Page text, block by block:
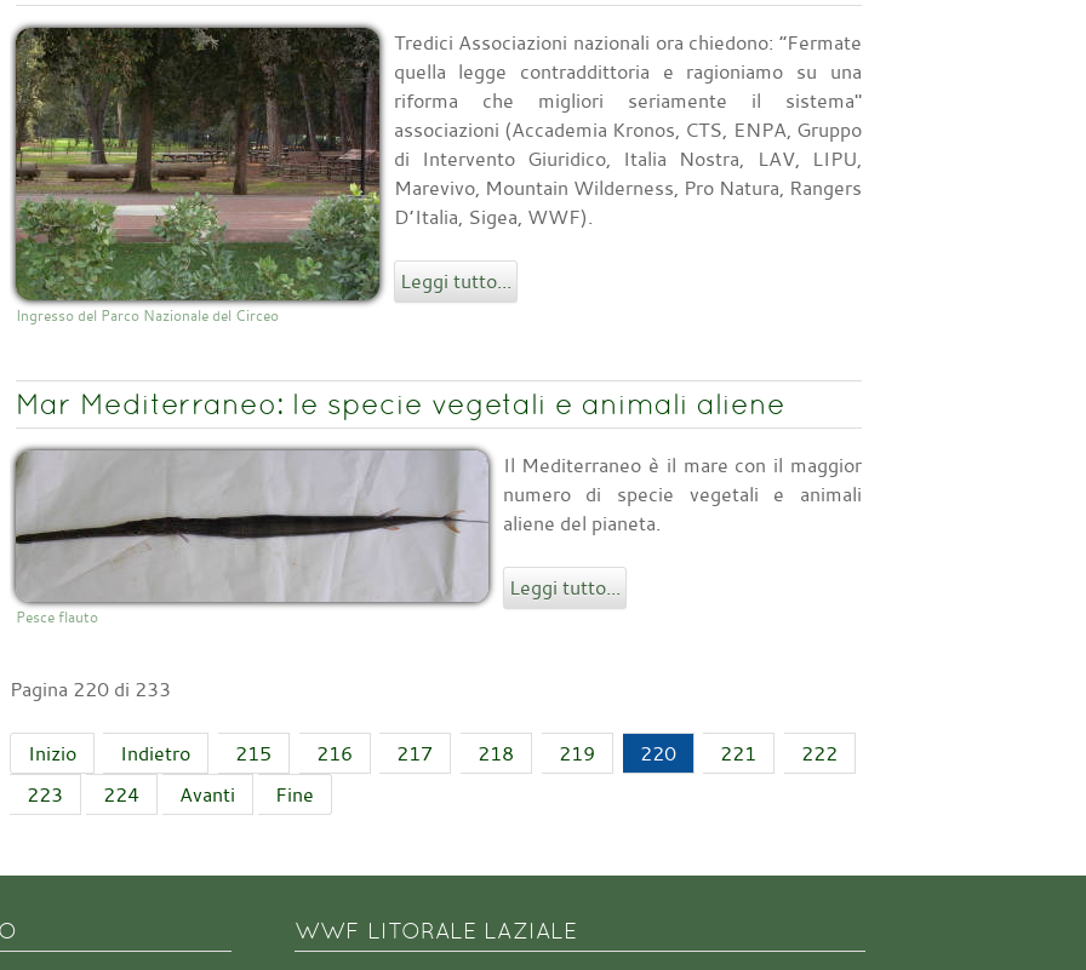
Ingresso del Parco Nazionale del Circeo
Tredici Associazioni nazionali ora chiedono: “Fermate
quella legge contraddittoria e ragioniamo su una
riforma che migliori seriamente il sistema"
associazioni (Accademia Kronos, CTS, ENPA, Gruppo
di Intervento Giuridico, Italia Nostra, LAV, LIPU,
Marevivo, Mountain Wilderness, Pro Natura, Rangers
D’Italia, Sigea, WWF).
Leggi tutto...
Mar Mediterraneo: le specie vegetali e animali aliene
Pesce flauto
Il Mediterraneo è il mare con il maggior
numero di specie vegetali e animali
aliene del pianeta.
Leggi tutto...
Pagina 220 di 233
Inizio Indietro 215 216 217 218 219 220 221
222
223
224 Avanti Fine
WWF LITORALE LAZIALE